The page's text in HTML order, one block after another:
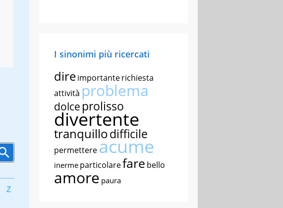
Z
I sinonimi più ricercati
direimportanterichiesta
attività problema
dolce prolisso
divertente
tranquillodifficile
permettereacume
inerme particolarefare bello
amore paura